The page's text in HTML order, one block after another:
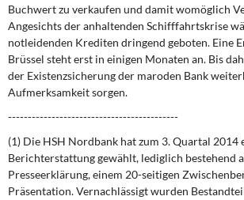
Buchwert zu verkaufen und damit womöglich
Angesichts der anhaltenden Schifffahrtskrise
notleidenden Krediten dringend geboten. Eine
Brüssel steht erst in einigen Monaten an. Bis
der Existenzsicherung der maroden Bank
Aufmerksamkeit sorgen.
-------------------------------------------
(1) Die HSH Nordbank hat zum 3. Quartal 2014
Berichterstattung gewählt, lediglich bestehend
Presseerklärung, einem 20-seitigen
Präsentation. Vernachlässigt wurden